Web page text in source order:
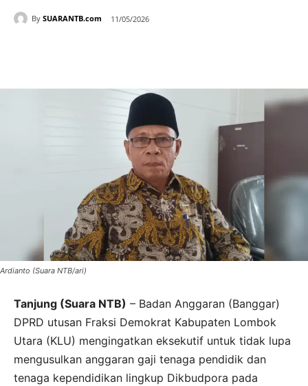
By SUARANTB.com 11/05/2026
Ardianto (Suara NTB/ari)
Tanjung (Suara NTB) – Badan Anggaran (Banggar)
DPRD utusan Fraksi Demokrat Kabupaten Lombok
Utara (KLU) mengingatkan eksekutif untuk tidak lupa
mengusulkan anggaran gaji tenaga pendidik dan
tenaga kependidikan lingkup Dikbudpora pada